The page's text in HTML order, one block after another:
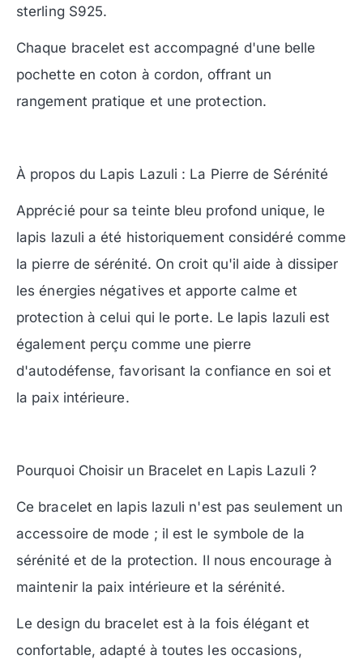
sterling S925.
Chaque bracelet est accompagné d'une belle
pochette en coton à cordon, offrant un
rangement pratique et une protection.
À propos du Lapis Lazuli : La Pierre de Sérénité
Apprécié pour sa teinte bleu profond unique, le
lapis lazuli a été historiquement considéré comme
la pierre de sérénité. On croit qu'il aide à dissiper
les énergies négatives et apporte calme et
protection à celui qui le porte. Le lapis lazuli est
également perçu comme une pierre
d'autodéfense, favorisant la confiance en soi et
la paix intérieure.
Pourquoi Choisir un Bracelet en Lapis Lazuli ?
Ce bracelet en lapis lazuli n'est pas seulement un
accessoire de mode ; il est le symbole de la
sérénité et de la protection. Il nous encourage à
maintenir la paix intérieure et la sérénité.
Le design du bracelet est à la fois élégant et
confortable, adapté à toutes les occasions,